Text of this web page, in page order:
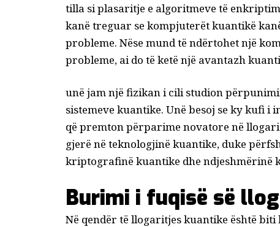
tilla si plasaritje e algoritmeve të
kanë treguar se kompjuterët kuantikë
probleme. Nëse mund të ndërtohet një
probleme, ai do të ketë një avantazh
unë jamnjë fizikani cili studion
sistemeve kuantike. Unë besoj se ky kufi
që premton përparime novatore në
gjerë në teknologjinë kuantike, duke
kriptografinë kuantike dhe ndjeshmërinë
Burimi i fuqisë së
Në qendër të llogaritjes kuantike është biti